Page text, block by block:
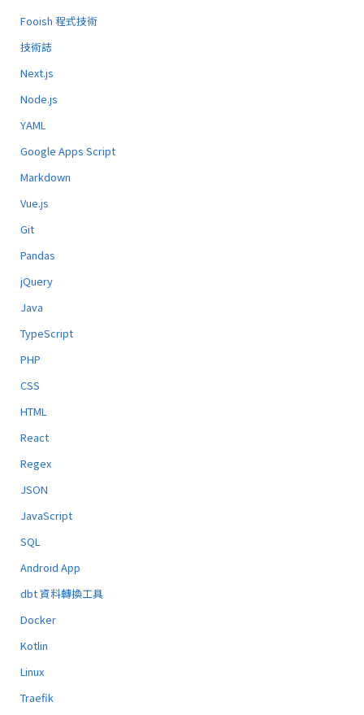
Fooish 程式技術
技術誌
Next.js
Node.js
YAML
Google Apps Script
Markdown
Vue.js
Git
Pandas
jQuery
Java
TypeScript
PHP
CSS
HTML
React
Regex
JSON
JavaScript
SQL
Android App
dbt 資料轉換工具
Docker
Kotlin
Linux
Traefik